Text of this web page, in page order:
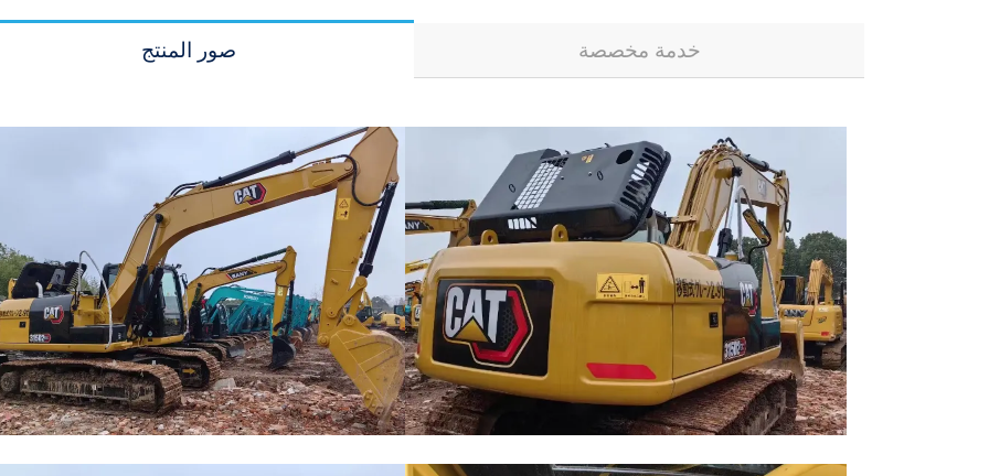
صور المنتج خدمة مخصصة